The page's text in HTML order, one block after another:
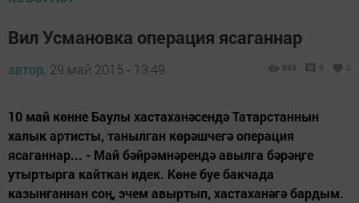
Вил Усмановка операция ясаганнар
автор, 29 май 2015 - 13:49 983 0 0
10 май көнне Баулы хастаханәсендә Татарстаннын
халык артисты, танылган көрәшчегә операция
ясаганнар... - Май бәйрәмнәрендә авылга бәрәңге
утыртырга кайткан идек. Көне буе бакчада
казынганнан соң, эчем авыртып, хастаханәгә бардым.